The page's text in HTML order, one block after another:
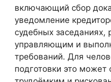
включающий сбор
уведомление
судебных заседаниях,
управляющим и
требований. Для
подготовки это может